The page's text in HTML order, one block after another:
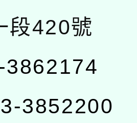
段420號
3862174
3852200